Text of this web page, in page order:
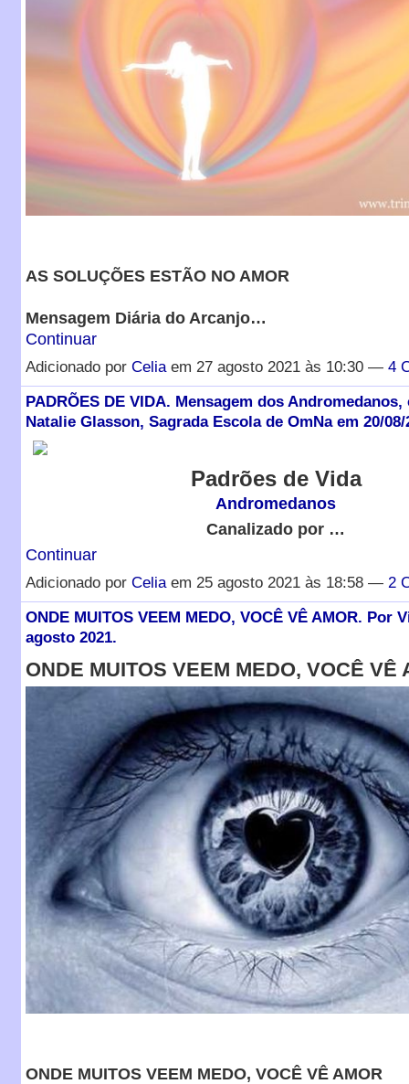
AS SOLUÇÕES ESTÃO NO AMOR
Mensagem Diária do Arcanjo…
Continuar
Adicionado por Celiaem 27 agosto 2021 às 10:30 — 4
PADRÕES DE VIDA. Mensagem dos
Natalie Glasson, Sagrada Escola de OmNa em 20/08/
Padrões de Vida
Andromedanos
Canalizado por …
Continuar
Adicionado por Celiaem 25 agosto 2021 às 18:58 — 2
ONDE MUITOS VEEM MEDO, VOCÊ VÊ AMOR. Por
agosto 2021.
ONDE MUITOS VEEM MEDO, VOCÊ VÊ
ONDE MUITOS VEEM MEDO, VOCÊ VÊ AMOR